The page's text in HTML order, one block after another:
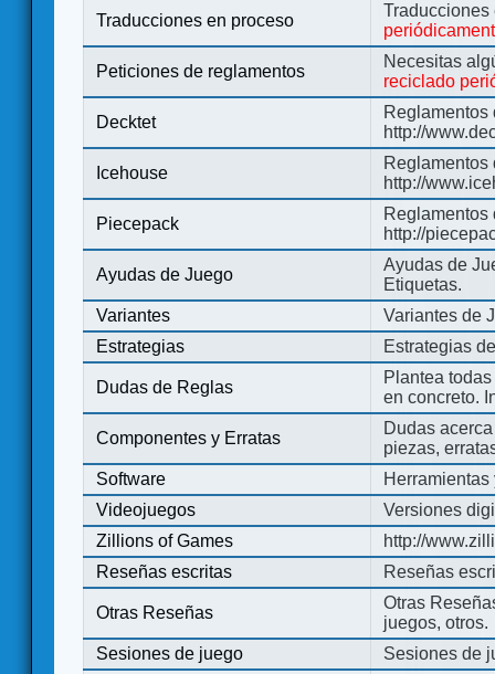
Traducciones en proceso
Peticiones de reglamentos
Necesitas
reciclado
Decktet
Reglamentos
http://
Icehouse
Reglamentos
http://
Piecepack
Reglamentos
http://
Ayudas de Juego
Ayudas de
Etiquetas.
Variantes
Variantes de
Estrategias
Estrategias
Dudas de Reglas
Plantea
en concreto.
Componentes y Erratas
Dudas
piezas,
Software
Videojuegos
Versiones
Zillions of Games
http://
Reseñas escritas
Reseñas
Otras Reseñas
Otras
juegos, otros.
Sesiones de juego
Sesiones de